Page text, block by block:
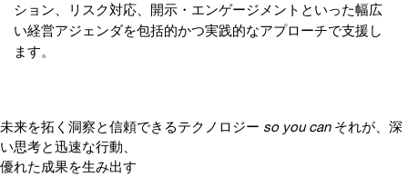
ション、リスク対応、開示・エンゲージメントといった幅広
い経営アジェンダを包括的かつ実践的なアプローチで支援し
ます。
未来を拓く洞察と信頼できるテクノロジー so you can それが、深
い思考と迅速な行動、
優れた成果を生み出す